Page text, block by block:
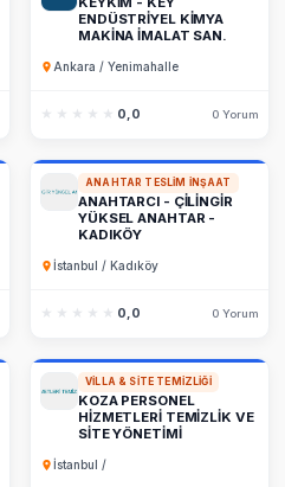
ENDÜSTRİYEL KİMYA
MAKİNA İMALAT SAN.
Ankara / Yenimahalle
★★★★★
★★★★★ 0,0 0 Yorum
ANAHTAR TESLIM İNŞAAT
ANAHTARCI - ÇİLİNGİR
YÜKSEL ANAHTAR -
KADIKÖY
İstanbul / Kadıköy
★★★★★
★★★★★ 0,0 0 Yorum
VILLA & SITE TEMIZLIĞI
KOZA PERSONEL
HİZMETLERİ TEMİZLİK VE
SİTE YÖNETİMİ
İstanbul /